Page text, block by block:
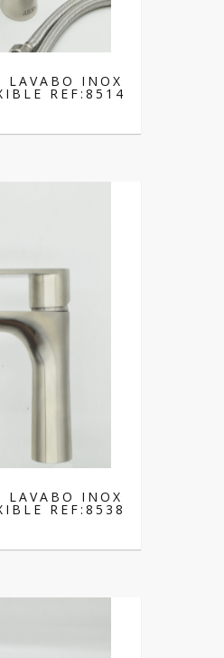
LAVABO INOX
REF:8514
LAVABO INOX
REF:8538